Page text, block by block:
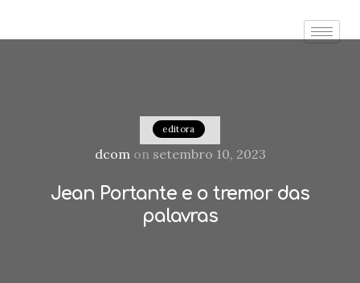
editora
dcomon setembro 10, 2023
Jean Portante e o tremor das
palavras